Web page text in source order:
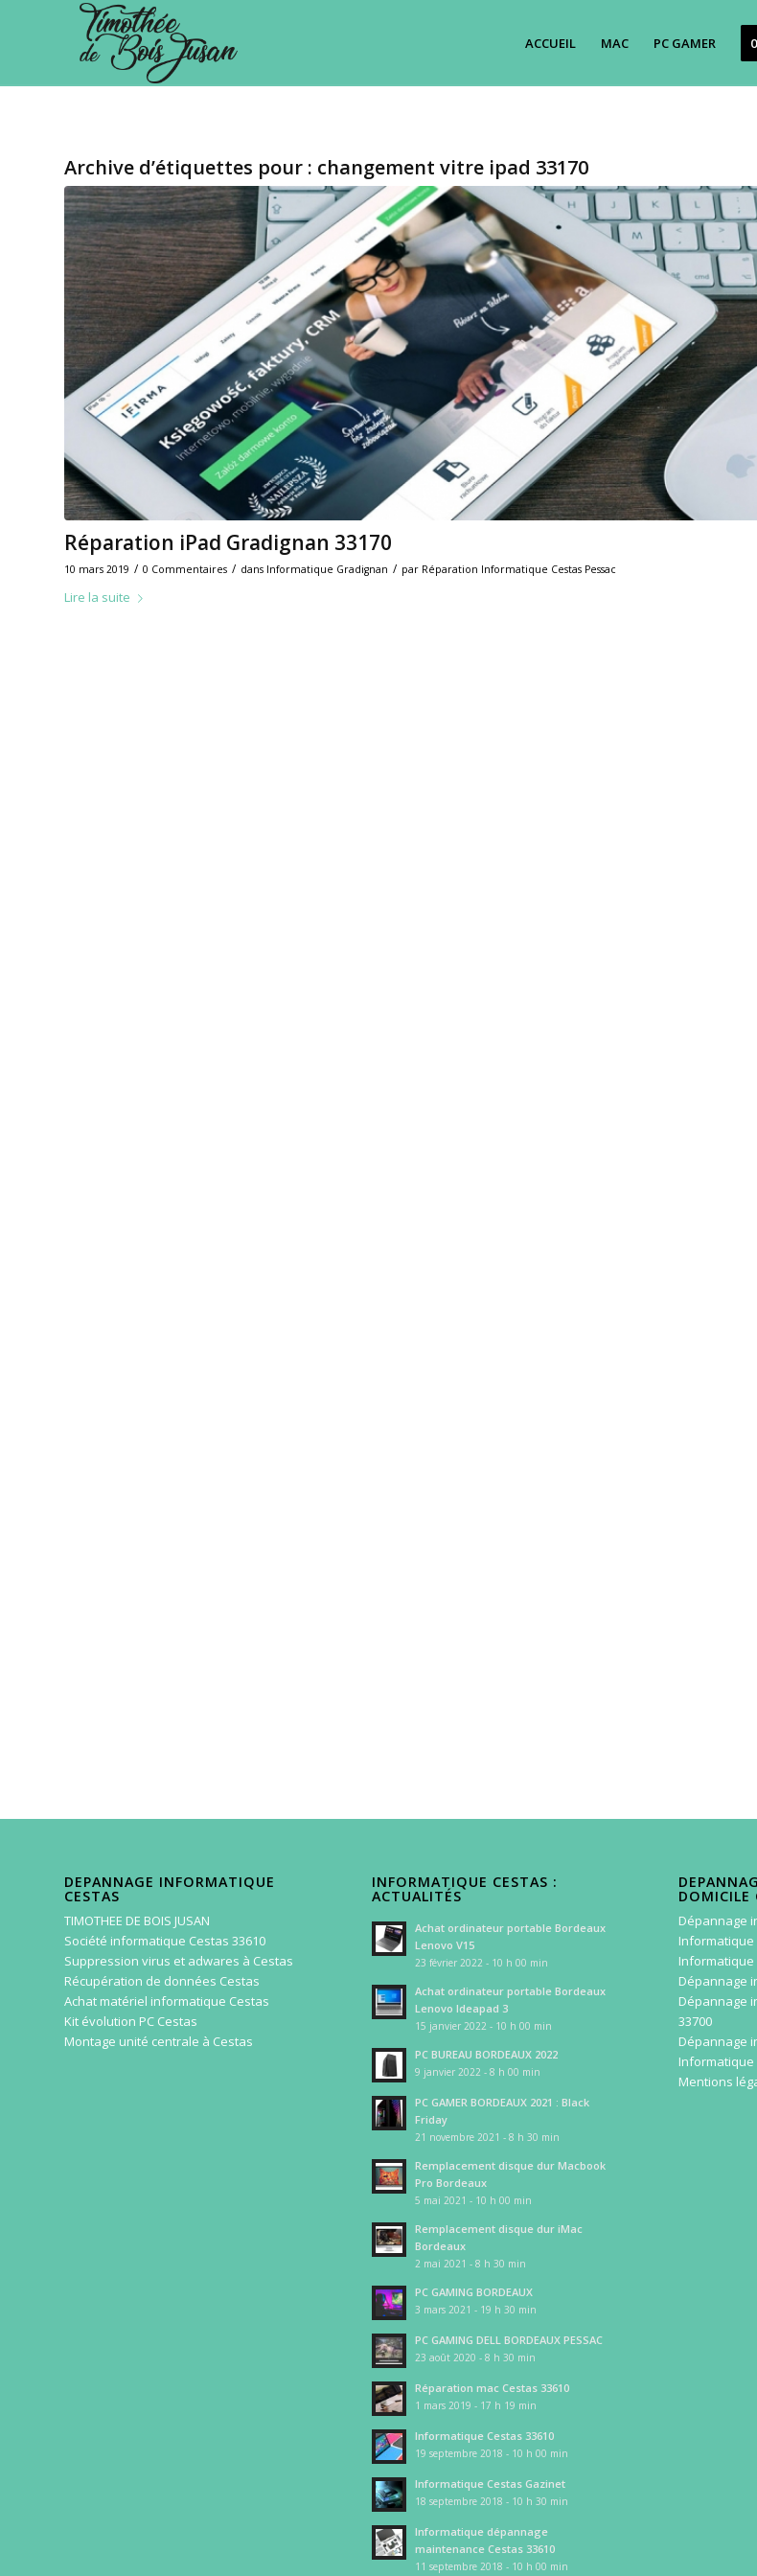
ACCUEIL MAC PC GAMER
Archive d’étiquettes pour : changement vitre ipad 33170
Réparation iPad Gradignan 33170
10 mars 2019 / 0 Commentaires / dans Informatique Gradignan / par Réparation Informatique Cestas Pessac
Lire la suite
DEPANNAGE INFORMATIQUE
CESTAS
TIMOTHEE DE BOIS JUSAN
Société informatique Cestas 33610
Suppression virus et adwares à Cestas
Récupération de données Cestas
Achat matériel informatique Cestas
Kit évolution PC Cestas
Montage unité centrale à Cestas
INFORMATIQUE CESTAS :
ACTUALITÉS
Achat ordinateur portable Bordeaux
Lenovo V15
23 février 2022 - 10 h 00 min
Achat ordinateur portable Bordeaux
Lenovo Ideapad 3
15 janvier 2022 - 10 h 00 min
PC BUREAU BORDEAUX 2022
9 janvier 2022 - 8 h 00 min
PC GAMER BORDEAUX 2021 : Black
Friday
21 novembre 2021 - 8 h 30 min
Remplacement disque dur Macbook
Pro Bordeaux
5 mai 2021 - 10 h 00 min
Remplacement disque dur iMac
Bordeaux
2 mai 2021 - 8 h 30 min
PC GAMING BORDEAUX
3 mars 2021 - 19 h 30 min
PC GAMING DELL BORDEAUX PESSAC
23 août 2020 - 8 h 30 min
Réparation mac Cestas 33610
1 mars 2019 - 17 h 19 min
Informatique Cestas 33610
19 septembre 2018 - 10 h 00 min
Informatique Cestas Gazinet
18 septembre 2018 - 10 h 30 min
Informatique dépannage
maintenance Cestas 33610
11 septembre 2018 - 10 h 00 min
DOMICILE
Dépannage
Informatique
Informatique
Dépannage
Dépannage
33700
Dépannage
Informatique
Mentions